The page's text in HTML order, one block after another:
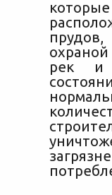
рек и